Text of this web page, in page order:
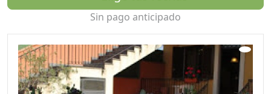
Sin pago anticipado